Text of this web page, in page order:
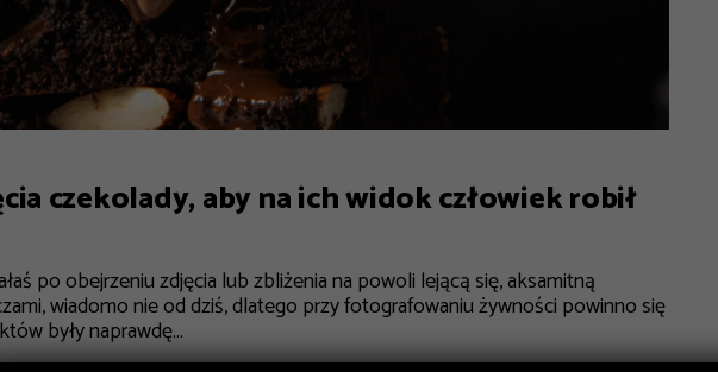
czekolady, aby na ich widok człowiek robił
po obejrzeniu zdjęcia lub zbliżenia na powoli lejącą się, aksamitną
wiadomo nie od dziś, dlatego przy fotografowaniu żywności powinno się
były naprawdę...